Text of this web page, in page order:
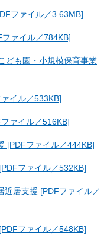
ファイル／3.63MB]
ファイル／784KB]
ども園・小規模保育事業
イル／533KB]
ァイル／516KB]
[PDFファイル／444KB]
ファイル／532KB]
近居支援 [PDFファイル／
ファイル／548KB]